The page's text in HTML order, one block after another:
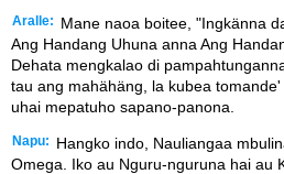
Aralle:
Mane naoa boitee, "Ingkänna
Ang Handang Uhuna anna Ang
Dehata mengkalao di
tau ang mahähäng, la kubea
uhai mepatuho sapano-panona.
Napu:
Hangko indo, Nauliangaa
Omega. Iko au Nguru-nguruna hai au